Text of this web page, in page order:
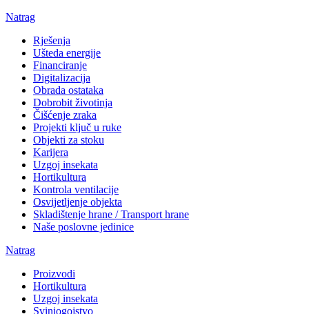
Natrag
Rješenja
Ušteda energije
Financiranje
Digitalizacija
Obrada ostataka
Dobrobit životinja
Čišćenje zraka
Projekti ključ u ruke
Objekti za stoku
Karijera
Uzgoj insekata
Hortikultura
Kontrola ventilacije
Osvijetljenje objekta
Skladištenje hrane / Transport hrane
Naše poslovne jedinice
Natrag
Proizvodi
Hortikultura
Uzgoj insekata
Svinjogojstvo